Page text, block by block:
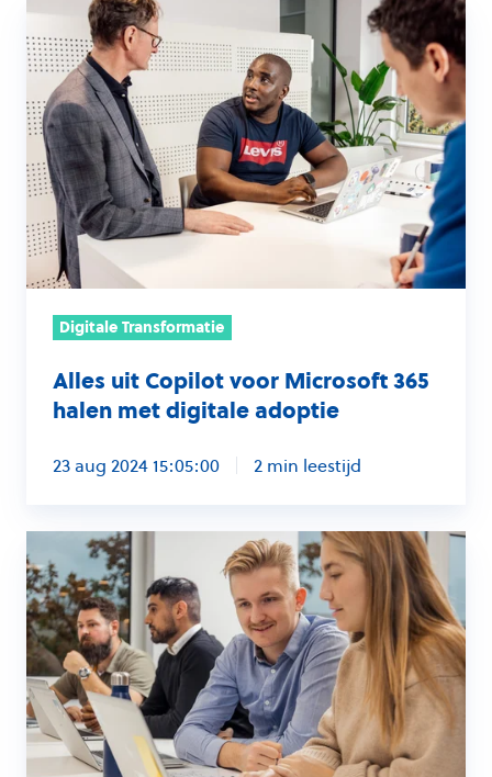
Alles
uit
Copilot
voor
Microsoft
365
halen
met
digitale
adoptie
Digitale Transformatie
Alles uit Copilot voor Microsoft 365
halen met digitale adoptie
23 aug 2024 15:05:00 2 min leestijd
en
inrichting
in
orde
maken
voor
Copilot